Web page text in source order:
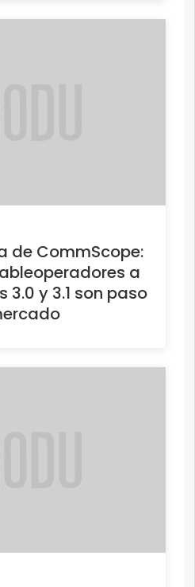
de CommScope:
a
3.0 y 3.1 son paso